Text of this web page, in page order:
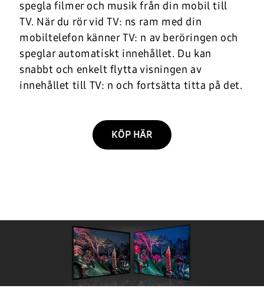
spegla filmer och musik från din mobil till
TV. När du rör vid TV: ns ram med din
mobiltelefon känner TV: n av beröringen och
speglar automatiskt innehållet. Du kan
snabbt och enkelt flytta visningen av
innehållet till TV: n och fortsätta titta på det.
KÖP HÄR